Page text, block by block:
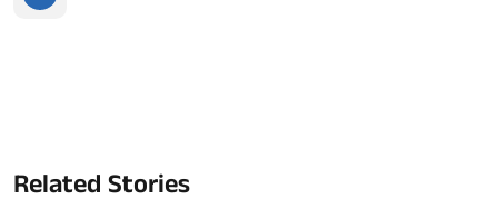
Related Stories